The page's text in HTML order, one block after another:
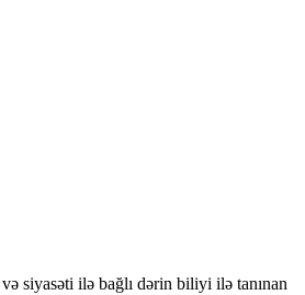
siyasəti ilə bağlı dərin biliyi ilə tanınan